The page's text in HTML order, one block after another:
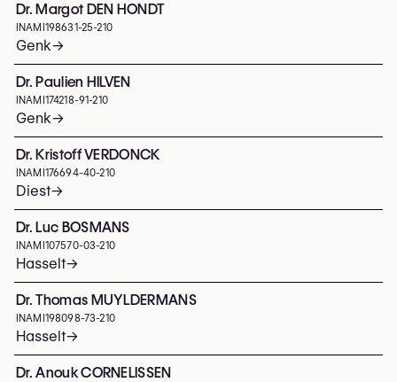
Dr. Margot DEN HONDT
INAMI 198631-25-210
Genk→
Dr. Paulien HILVEN
INAMI 174218-91-210
Genk→
Dr. Kristoff VERDONCK
INAMI 176694-40-210
Diest→
Dr. Luc BOSMANS
INAMI 107570-03-210
Hasselt→
Dr. Thomas MUYLDERMANS
INAMI 198098-73-210
Hasselt→
Dr. Anouk CORNELISSEN